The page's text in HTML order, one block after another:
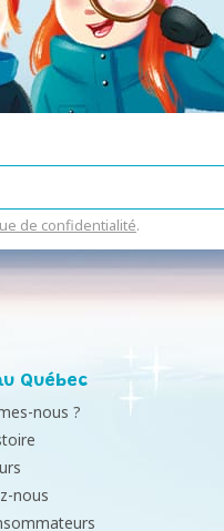
de confidentialité.
Québec
nous ?
nous